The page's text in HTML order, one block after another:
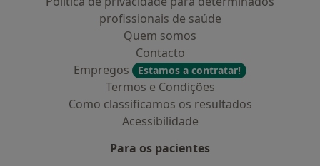
profissionais de saúde
Quem somos
Contacto
Empregos
Estamos a contratar!
Termos e Condições
Como classificamos os resultados
Acessibilidade
Para os pacientes